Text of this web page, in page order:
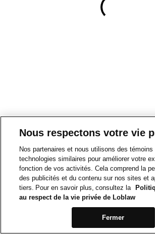
Nous respectons votre vie
Nos partenaires et nous utilisons des témoins
technologies similaires pour améliorer votre
fonction de vos activités. Cela comprend la
des publicités et du contenu sur nos sites et
tiers. Pour en savoir plus, consultez la
au respect de la vie privée de Loblaw
Fermer